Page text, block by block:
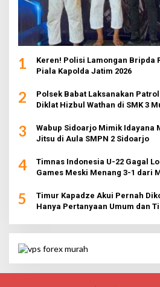
1
Keren! Polisi Lamongan Bripda
Piala Kapolda Jatim 2026
2
Polsek Babat Laksanakan
Diklat Hizbul Wathan di SMK 3
3
Wabup Sidoarjo Mimik Idayana
Jitsu di Aula SMPN 2 Sidoarjo
4
Timnas Indonesia U-22 Gagal
Games Meski Menang 3-1 dari
5
Timur Kapadze Akui Pernah
Hanya Pertanyaan Umum dan